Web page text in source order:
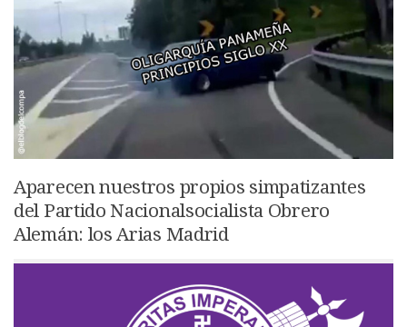
Aparecen nuestros propios simpatizantes
del Partido Nacionalsocialista Obrero
Alemán: los Arias Madrid